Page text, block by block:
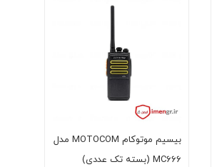
بیسیم موتوکام MOTOCOM مدل
MC666 (بسته تک عددی)